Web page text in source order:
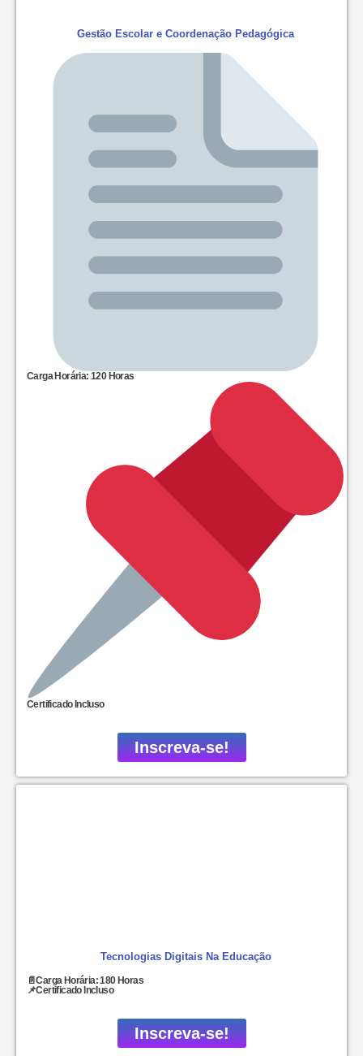
Gestão Escolar e Coordenação Pedagógica
Carga Horária: 120 Horas
Certificado Incluso
Inscreva-se!
Tecnologias Digitais Na Educação
📄Carga Horária: 180 Horas
📌Certificado Incluso
Inscreva-se!